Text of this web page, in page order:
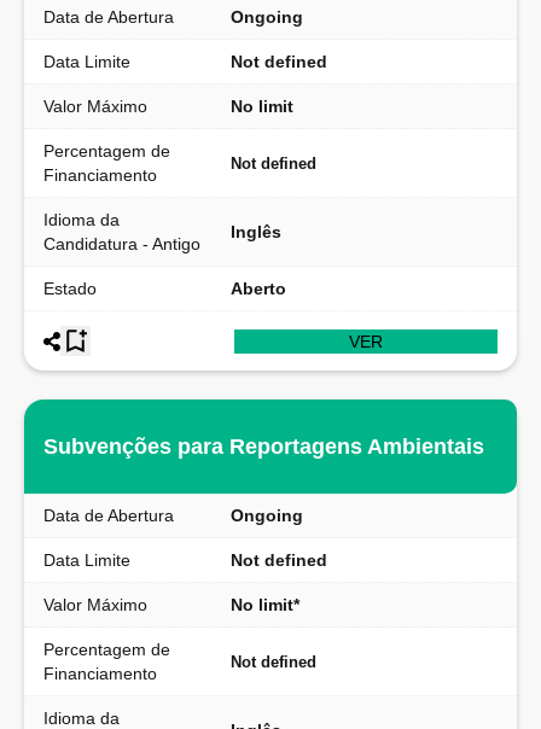
Data de Abertura Ongoing
Data Limite Not defined
Valor Máximo No limit
Percentagem de
Financiamento
Not defined
Idioma da
Candidatura - Antigo
Inglês
Estado Aberto
VER
Subvenções para Reportagens Ambientais
Data de Abertura Ongoing
Data Limite Not defined
Valor Máximo No limit*
Percentagem de
Financiamento
Not defined
Idioma da